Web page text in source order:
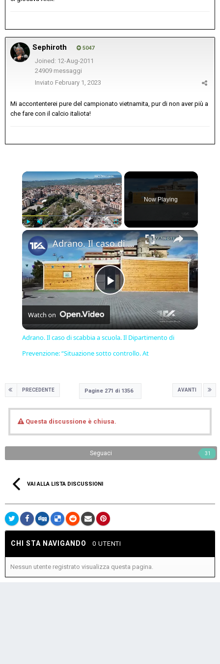
Sephiroth 5047
Joined: 12-Aug-2011
24909 messaggi
Inviato February 1, 2023
Mi accontenterei pure del campionato vietnamita, pur di non aver più a
che fare con il calcio italiota!
×
Play Unmute Fullscreen
Now Playing
×
Play
Video
Adrano. Il caso di scabbia a scuola. Il Dipartimento di Prevenzione: “Situazione sotto controllo. At
Watch on
Adrano. Il caso di scabbia a scuola. Il Dipartimento di
Prevenzione: “Situazione sotto controllo. At
PRECEDENTE AVANTI
Pagine 271 di 1356
Questa discussione è chiusa.
Seguaci 31
VAI ALLA LISTA DISCUSSIONI
CHI STA NAVIGANDO 0 UTENTI
Nessun utente registrato visualizza questa pagina.